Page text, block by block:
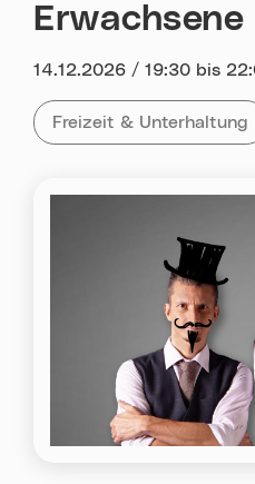
Erwachsene
Datum:
14.12.2026 / 19:30 bis
Kategorie:
Alle Veranstaltungen
Freizeit & Unterhaltung